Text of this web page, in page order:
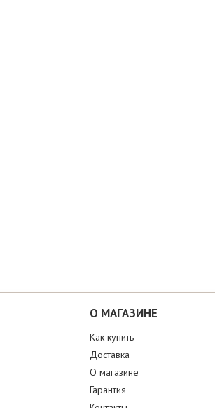
О МАГАЗИНЕ
Как купить
Доставка
О магазине
Гарантия